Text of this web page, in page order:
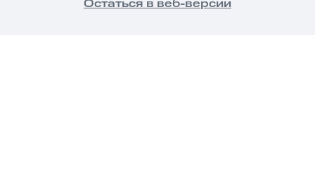
Все права защищены
Остаться в веб-версии